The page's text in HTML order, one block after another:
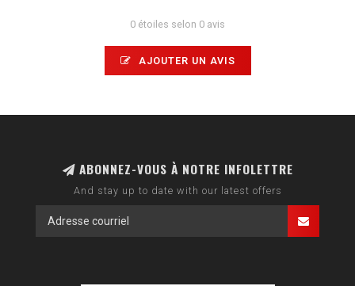
0 étoiles selon 0 avis
AJOUTER UN AVIS
ABONNEZ-VOUS À NOTRE INFOLETTRE
And stay up to date with our latest offers